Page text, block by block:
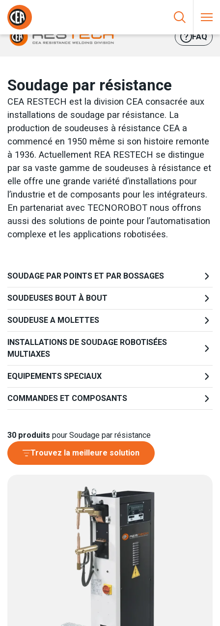
Aller au contenu
HOME/
FAQ
Soudage par résistance
CEA RESTECH est la division CEA consacrée aux
installations de soudage par résistance. La
production de soudeuses à résistance CEA a
commencé en 1950 même si son histoire remonte
à 1936. Actuellement REA RESTECH se distingue
par sa vaste gamme de soudeuses à résistance et
elle offre une grande variété d’installations pour
l’industrie et de composants pour les intégrateurs.
En partenariat avec TECNOROBOT nous offrons
aussi des solutions de pointe pour l’automatisation
complexe et les applications robotisées.
SOUDAGE PAR POINTS ET PAR BOSSAGES
SOUDEUSES BOUT À BOUT
SOUDEUSE A MOLETTES
INSTALLATIONS DE SOUDAGE ROBOTISÉES
MULTIAXES
EQUIPEMENTS SPECIAUX
COMMANDES ET COMPOSANTS
30 produits pour Soudage par résistance
Trouvez la meilleure solution